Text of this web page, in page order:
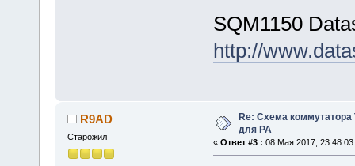
SQM1150
http://
R9AD
Старожил
Re: Схема коммутатора
для РА
« Ответ #3 : 08 Мая 2017, 23:48:03